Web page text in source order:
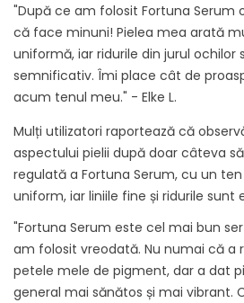
"După ce am folosit Fortuna Serum
că face minuni! Pielea mea arată
uniformă, iar ridurile din jurul ochilor
semnificativ. Îmi place cât de
acum tenul meu." - Elke L.
Mulți utilizatori raportează că
aspectului pielii după doar câteva
regulată a Fortuna Serum, cu un
uniform, iar liniile fine și ridurile sunt
"Fortuna Serum este cel mai bun
am folosit vreodată. Nu numai că a
petele mele de pigment, dar a dat
general mai sănătos și mai vibrant.